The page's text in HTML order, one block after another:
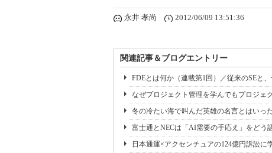
永井 孝尚 2012/06/09 13:51:36
関連記事＆ブログエントリー
FDEとは何か（連載第1回）／従来のSEと
なぜプロジェクト管理を学んでもプロジェ
冬の冷たい海で叫んだ英雄の名言とはいっ
富士通とNECは「AI需要の手応え」をど
日本通運×アクセンチュアの124億円訴訟に